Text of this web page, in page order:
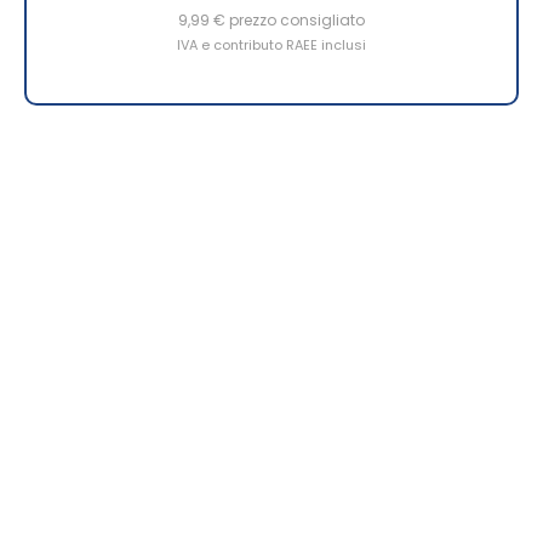
9,99 € prezzo consigliato
IVA e contributo RAEE inclusi